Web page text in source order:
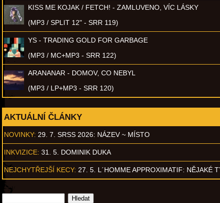
KISS ME KOJAK / FETCH! - ZAMLUVENO, VÍC LÁSKY
(MP3 / SPLIT 12" - SRR 119)
YS - TRADING GOLD FOR GARBAGE
(MP3 / MC+MP3 - SRR 122)
ARANANAR - DOMOV, CO NEBYL
(MP3 / LP+MP3 - SRR 120)
AKTUÁLNÍ ČLÁNKY
NOVINKY: 29. 7. SRSS 2026: NÁZEV ~ MÍSTO
INKVIZICE: 31. 5. DOMINIK DUKA
NEJCHYTŘEJŠÍ KECY: 27. 5. L´HOMME APPROXIMATIF: NĚJAKÉ